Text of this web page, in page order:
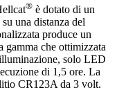
® è dotato di un
una distanza del
produce un
gamma che ottimizzata
solo LED
di 1,5 ore. La
CR123A da 3 volt.